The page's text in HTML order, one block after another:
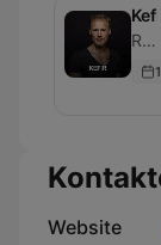
Kefir
Radio Record - Folge 250
Website